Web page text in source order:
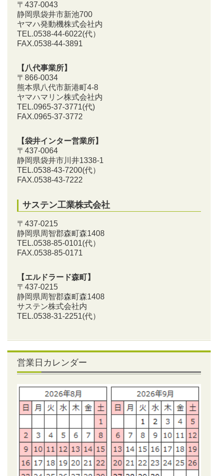
〒437-0043
静岡県袋井市新池700
ヤマハ発動機株式会社内
TEL.0538-44-6022(代）
FAX.0538-44-3891
【八代事業所】
〒866-0034
熊本県八代市新港町4-8
ヤマハマリン株式会社内
TEL.0965-37-3771(代)
FAX.0965-37-3772
【袋井インター営業所】
〒437-0064
静岡県袋井市川井1338-1
TEL.0538-43-7200(代）
FAX.0538-43-7222
サステン工業株式会社
〒437-0215
静岡県周智郡森町森1408
TEL.0538-85-0101(代）
FAX.0538-85-0171
【エルドラード森町】
〒437-0215
静岡県周智郡森町森1408
サステン株式会社内
TEL.0538-31-2251(代）
営業日カレンダー